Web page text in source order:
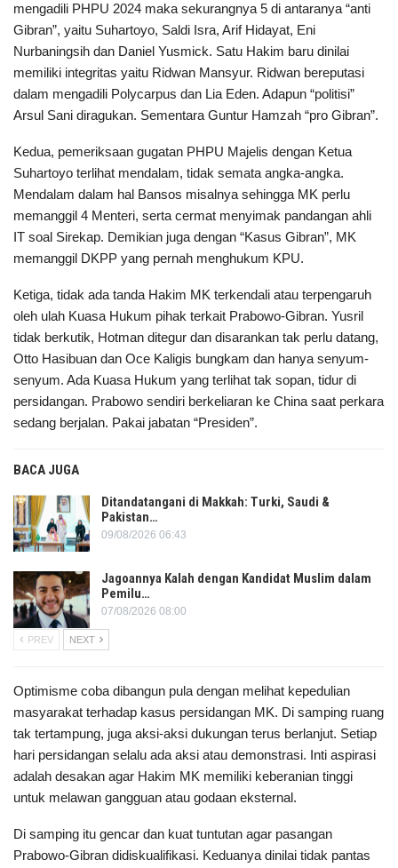
mengadili PHPU 2024 maka sekurangnya 5 di antaranya “anti
Gibran”, yaitu Suhartoyo, Saldi Isra, Arif Hidayat, Eni
Nurbaningsih dan Daniel Yusmick. Satu Hakim baru dinilai
memiliki integritas yaitu Ridwan Mansyur. Ridwan bereputasi
dalam mengadili Polycarpus dan Lia Eden. Adapun “politisi”
Arsul Sani diragukan. Sementara Guntur Hamzah “pro Gibran”.
Kedua, pemeriksaan gugatan PHPU Majelis dengan Ketua
Suhartoyo terlihat mendalam, tidak semata angka-angka.
Mendalam dalam hal Bansos misalnya sehingga MK perlu
memanggil 4 Menteri, serta cermat menyimak pandangan ahli
IT soal Sirekap. Demikian juga dengan “Kasus Gibran”, MK
memanggil DKPP yang pernah menghukum KPU.
Ketiga, tidak ada tanda Hakim MK terkendali atau terpengaruh
oleh ulah Kuasa Hukum pihak terkait Prabowo-Gibran. Yusril
tidak berkutik, Hotman ditegur dan disarankan tak perlu datang,
Otto Hasibuan dan Oce Kaligis bungkam dan hanya senyum-
senyum. Ada Kuasa Hukum yang terlihat tak sopan, tidur di
persidangan. Prabowo sendiri berkeliaran ke China saat perkara
sedang berjalan. Pakai jabatan “Presiden”.
BACA JUGA
Ditandatangani di Makkah: Turki, Saudi &
Pakistan…
09/08/2026 06:43
Jagoannya Kalah dengan Kandidat Muslim dalam
Pemilu…
07/08/2026 08:00
PREV NEXT
Optimisme coba dibangun pula dengan melihat kepedulian
masyarakat terhadap kasus persidangan MK. Di samping ruang
tak tertampung, juga aksi-aksi dukungan terus berlanjut. Setiap
hari persidangan selalu ada aksi atau demonstrasi. Inti aspirasi
adalah desakan agar Hakim MK memiliki keberanian tinggi
untuk melawan gangguan atau godaan eksternal.
Di samping itu gencar dan kuat tuntutan agar pasangan
Prabowo-Gibran didiskualifikasi. Keduanya dinilai tidak pantas